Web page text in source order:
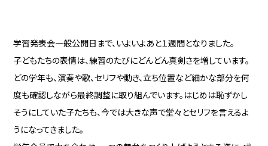
学習発表会一般公開日まで、いよいよあと１週間となりました。
子どもたちの表情は、練習のたびにどんどん真剣さを増しています。
どの学年も、演奏や歌、セリフや動き、立ち位置など細かな部分を何
度も確認しながら最終調整に取り組んでいます。 はじめは恥ずかし
そうにしていた子たちも、今では大きな声で堂々とセリフを言えるよ
うになってきました。